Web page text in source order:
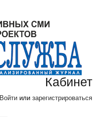
Кабинет
Войти или зарегистрироваться